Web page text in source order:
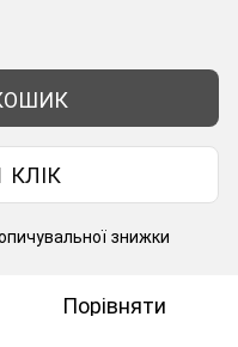
КЛІК
знижки
Порівняти